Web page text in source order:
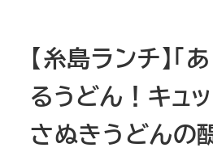
【糸島ランチ】「
るうどん！キュ
さぬきうどんの